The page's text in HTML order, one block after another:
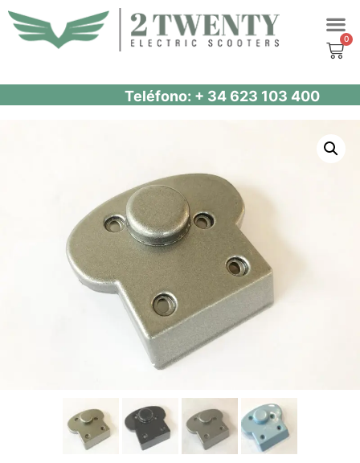
Saltar
al
Teléfono: + 34 623 103 400